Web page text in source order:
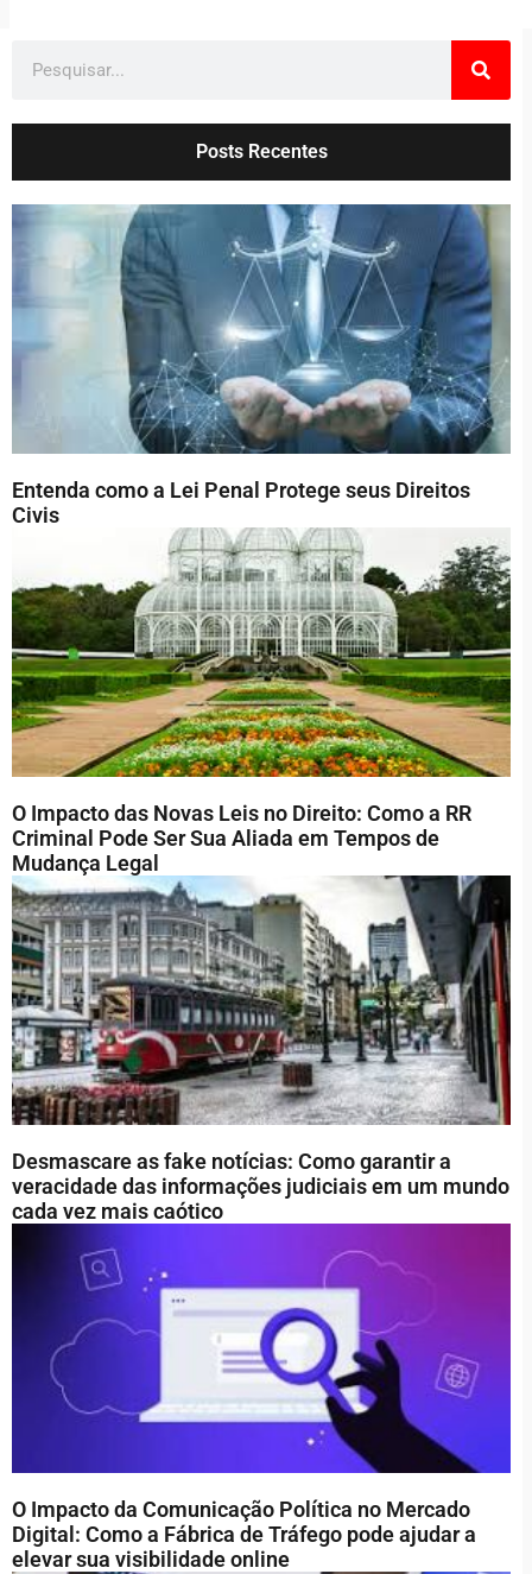
Posts Recentes
Entenda como a Lei Penal Protege seus Direitos
Civis
O Impacto das Novas Leis no Direito: Como a RR
Criminal Pode Ser Sua Aliada em Tempos de
Mudança Legal
Desmascare as fake notícias: Como garantir a
veracidade das informações judiciais em um mundo
cada vez mais caótico
O Impacto da Comunicação Política no Mercado
Digital: Como a Fábrica de Tráfego pode ajudar a
elevar sua visibilidade online